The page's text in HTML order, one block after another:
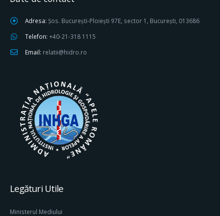
Adresa: Șos. București-Ploiești 97E, sector 1, București, 013686
Telefon: +40-21-318 1115
Email: relatii@hidro.ro
Legături Utile
Ministerul Mediului